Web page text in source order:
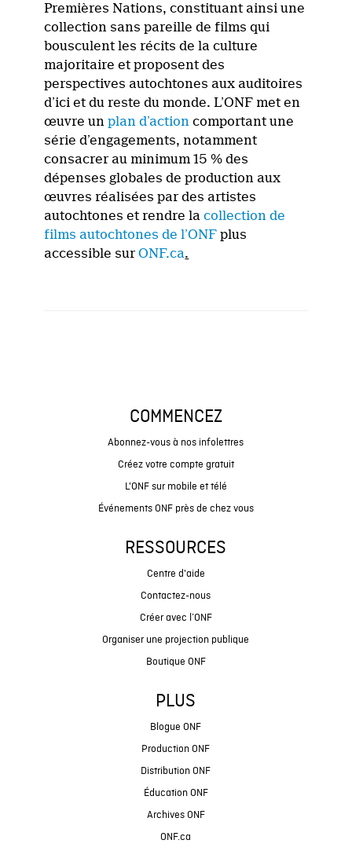
Premières Nations, constituant ainsi une
collection sans pareille de films qui
bousculent les récits de la culture
majoritaire et proposent des
perspectives autochtones aux auditoires
d’ici et du reste du monde. L’ONF met en
œuvre unplan d’action comportant une
série d’engagements, notamment
consacrer au minimum 15 % des
dépenses globales de production aux
œuvres réalisées par des artistes
autochtones et rendre lacollection de
films autochtones de l’ONF plus
accessible surONF.ca.
COMMENCEZ
Abonnez-vous à nos infolettres
Créez votre compte gratuit
L'ONF sur mobile et télé
Événements ONF près de chez vous
RESSOURCES
Centre d'aide
Contactez-nous
Créer avec l’ONF
Organiser une projection publique
Boutique ONF
PLUS
Blogue ONF
Production ONF
Distribution ONF
Éducation ONF
Archives ONF
ONF.ca